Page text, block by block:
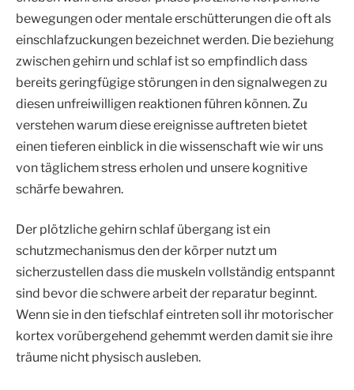
bewegungen oder mentale erschütterungen die oft als
einschlafzuckungen bezeichnet werden. Die beziehung
zwischen gehirn und schlaf ist so empfindlich dass
bereits geringfügige störungen in den signalwegen zu
diesen unfreiwilligen reaktionen führen können. Zu
verstehen warum diese ereignisse auftreten bietet
einen tieferen einblick in die wissenschaft wie wir uns
von täglichem stress erholen und unsere kognitive
schärfe bewahren.
Der plötzliche gehirn schlaf übergang ist ein
schutzmechanismus den der körper nutzt um
sicherzustellen dass die muskeln vollständig entspannt
sind bevor die schwere arbeit der reparatur beginnt.
Wenn sie in den tiefschlaf eintreten soll ihr motorischer
kortex vorübergehend gehemmt werden damit sie ihre
träume nicht physisch ausleben.